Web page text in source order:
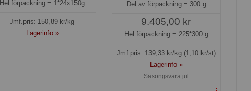
Hel förpackning = 1*24x150g
Jmf.pris: 150,89 kr/kg
Lagerinfo »
Del av förpackning = 300 g
9.405,00 kr
Hel förpackning = 225*300 g
Jmf.pris: 139,33kr/kg (1,10 kr/st)
Lagerinfo »
Säsongsvara jul